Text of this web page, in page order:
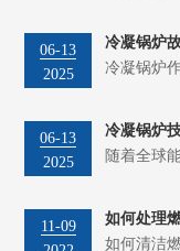
06-13
2025
冷凝锅炉
冷凝锅炉
06-13
2025
冷凝锅炉
随着全球
11-09
如何处理
如何清洁